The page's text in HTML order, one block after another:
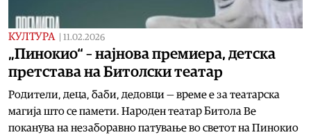
КУЛТУРА 11.02.2026
„Пинокио“ – најнова премиера, детска
претстава на Битолски театар
Родители, деца, баби, дедовци — време е за театарска
магија што се памети. Народен театар Битола Ве
поканува на незаборавно патување во светот на Пинокио